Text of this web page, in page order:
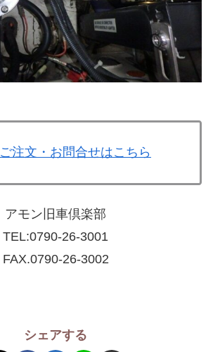
ご注文・お問合せはこちら
アモン旧車倶楽部
TEL:0790-26-3001
FAX.0790-26-3002
シェアする